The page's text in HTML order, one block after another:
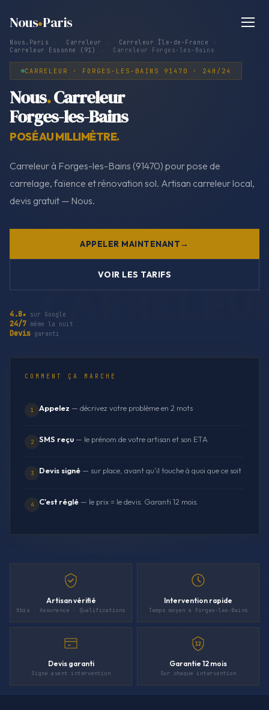
Nous Paris
Nous.Paris Carreleur Carreleur Île-de-France
Carreleur Essonne (91)
Carreleur Forges-les-Bains
CARRELEUR · FORGES-LES-BAINS 91470 · 24H/24
Nous.Carreleur
Forges-les-Bains
POSÉ AU MILLIMÈTRE.
Carreleur à Forges-les-Bains (91470) pour pose de
carrelage, faïence et rénovation sol. Artisan carreleur local,
devis gratuit — Nous.
APPELER MAINTENANT
VOIR LES TARIFS
4.8★ sur Google
24/7 même la nuit
Devis garanti
COMMENT ÇA MARCHE
1 Appelez — décrivez votre problème en 2 mots
2 SMS reçu — le prénom de votre artisan et son ETA
3 Devis signé — sur place, avant qu'il touche à quoi que ce soit
4 C'est réglé — le prix = le devis. Garanti 12 mois.
Artisan vérifié
Kbis · Assurance · Qualifications
Intervention rapide
Temps moyen à Forges-les-Bains
Devis garanti
Signé avant intervention
12
Garantie 12 mois
Sur chaque intervention